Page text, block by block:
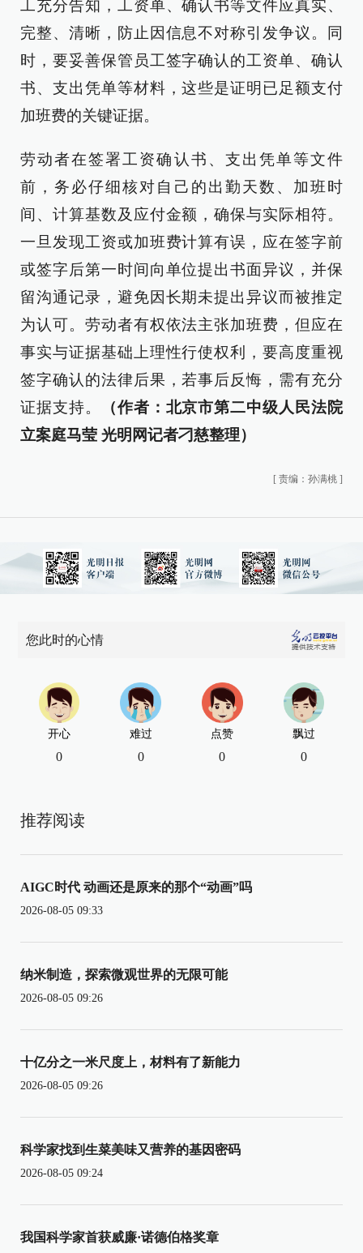
工充分告知，工资单、确认书等文件应真实、
完整、清晰，防止因信息不对称引发争议。同
时，要妥善保管员工签字确认的工资单、确认
书、支出凭单等材料，这些是证明已足额支付
加班费的关键证据。
劳动者在签署工资确认书、支出凭单等文件
前，务必仔细核对自己的出勤天数、加班时
间、计算基数及应付金额，确保与实际相符。
一旦发现工资或加班费计算有误，应在签字前
或签字后第一时间向单位提出书面异议，并保
留沟通记录，避免因长期未提出异议而被推定
为认可。劳动者有权依法主张加班费，但应在
事实与证据基础上理性行使权利，要高度重视
签字确认的法律后果，若事后反悔，需有充分
证据支持。
（作者：北京市第二中级人民法院
立案庭马莹 光明网记者刁慈整理）
[ 责编：孙满桃 ]
您此时的心情
开心
0
难过
0
点赞
0
飘过
0
推荐阅读
AIGC时代 动画还是原来的那个“动画”吗
2026-08-05 09:33
纳米制造，探索微观世界的无限可能
2026-08-05 09:26
十亿分之一米尺度上，材料有了新能力
2026-08-05 09:26
科学家找到生菜美味又营养的基因密码
2026-08-05 09:24
我国科学家首获威廉·诺德伯格奖章